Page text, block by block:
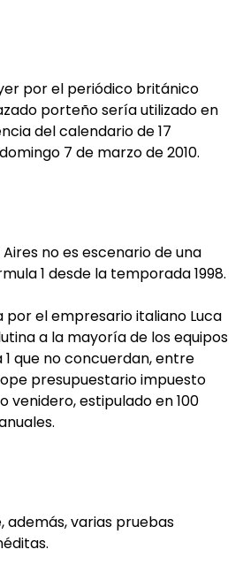
por el periódico británico
porteño sería utilizado en
del calendario de 17
7 de marzo de 2010.
no es escenario de una
1 desde la temporada 1998.
por el empresario italiano Luca
a la mayoría de los equipos
que no concuerdan, entre
presupuestario impuesto
venidero, estipulado en 100
además, varias pruebas